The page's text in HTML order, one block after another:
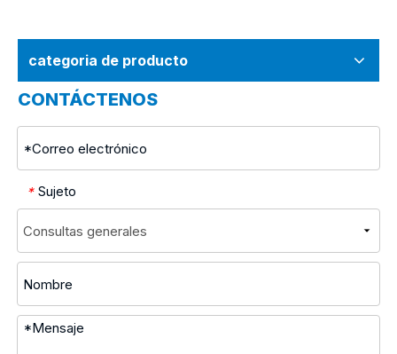
categoria de producto
CONTÁCTENOS
* Sujeto